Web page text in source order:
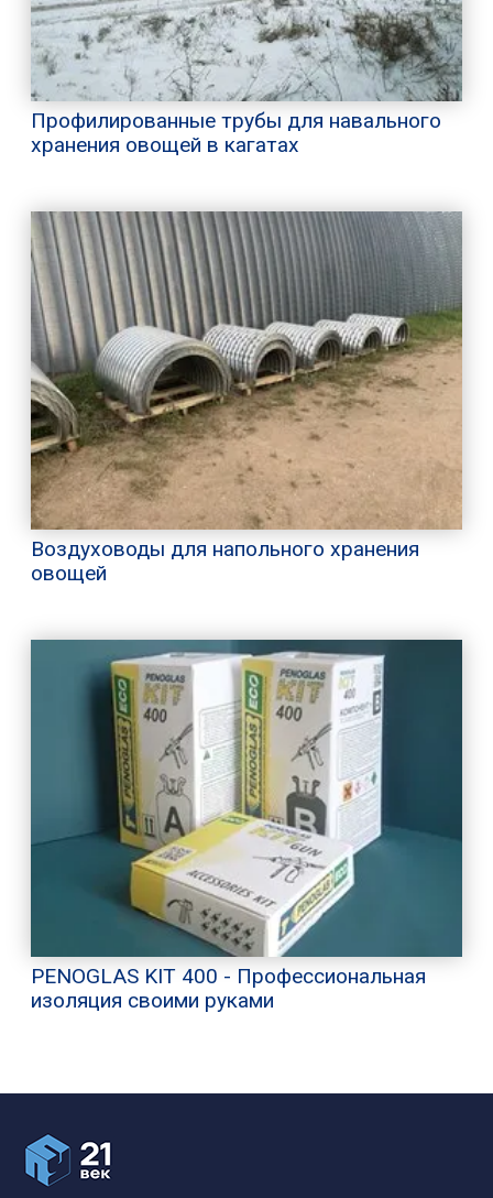
Профилированные трубы для навального
хранения овощей в кагатах
Воздуховоды для напольного хранения
овощей
PENOGLAS KIT 400 - Профессиональная
изоляция своими руками